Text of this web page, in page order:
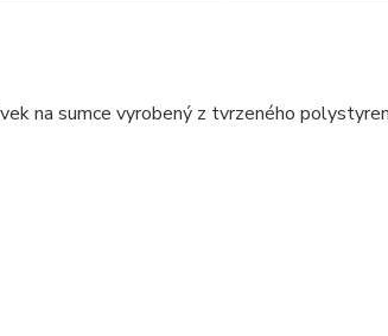
na sumce vyrobený z tvrzeného